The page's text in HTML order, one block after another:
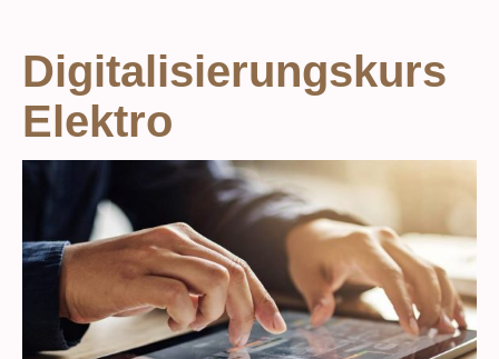
Digitalisierungskurs
Elektro